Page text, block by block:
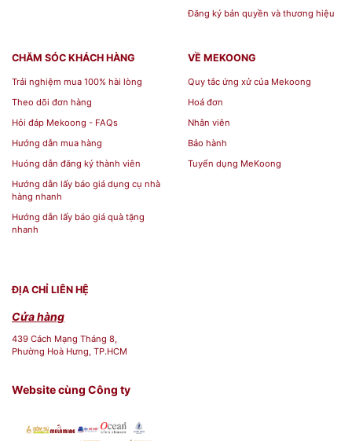
BST Nồi inox giá dưới 500k[/caption] [caption
id="attachment_139752" align="aligncenter"
width="600"]
Đăng ký bản quyền và thương hiệu
CHĂM SÓC KHÁCH HÀNG
Trải nghiệm mua 100% hài lòng
Theo dõi đơn hàng
Hỏi đáp Mekoong - FAQs
Hướng dẫn mua hàng
Huóng dẫn đăng ký thành viên
Hướng dẫn lấy báo giá dụng cụ nhà
hàng nhanh
Hướng dẫn lấy báo giá quà tặng
nhanh
VỀ MEKOONG
Quy tắc ứng xử của Mekoong
Hoá đơn
Nhân viên
Bảo hành
Tuyển dụng MeKoong
ĐỊA CHỈ LIÊN HỆ
Cửa hàng
439 Cách Mạng Tháng 8,
Phường Hoà Hưng, TP.HCM
Website cùng Công ty